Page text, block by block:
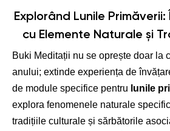
Explorând Lunile Primăverii:
cu Elemente Naturale și
Buki Meditații nu se oprește doar la
anului; extinde experiența de
de module specifice pentru lunile
explora fenomenele naturale
tradițiile culturale și sărbătorile